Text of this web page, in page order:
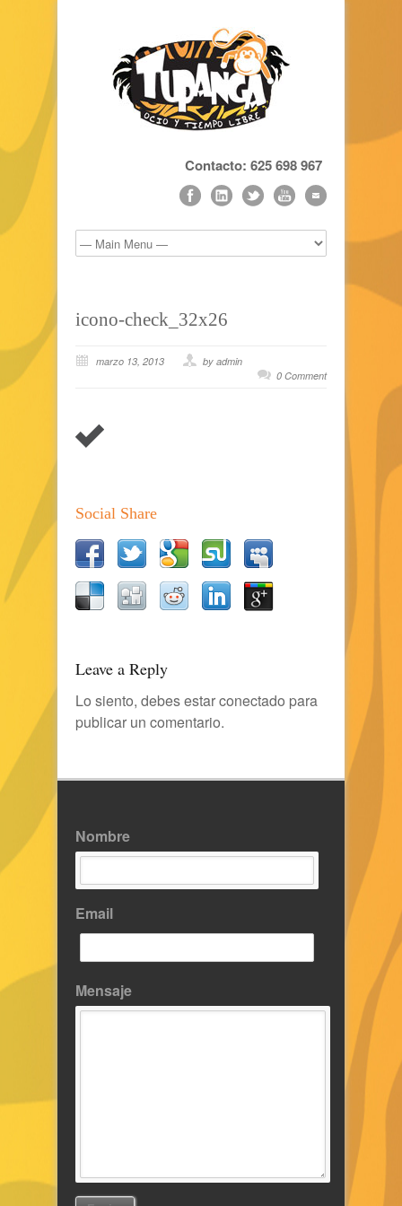
Contacto: 625 698 967
icono-check_32x26
marzo 13, 2013
by admin
0 Comment
Social Share
Leave a Reply
Lo siento, debes estarconectado para
publicar un comentario.
Nombre
Email
Mensaje